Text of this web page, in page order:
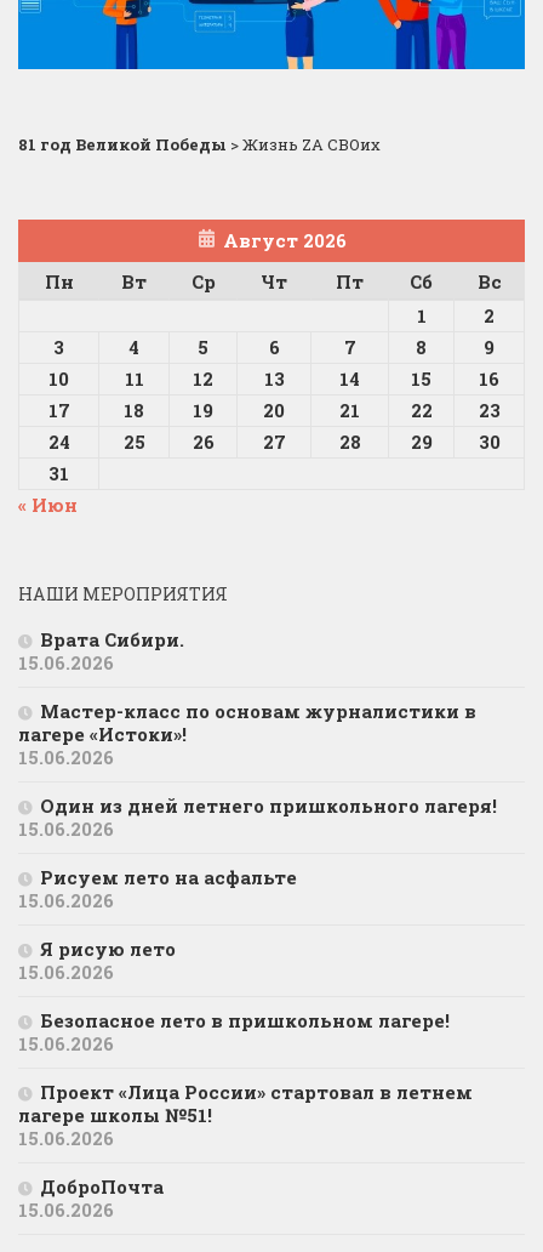
81 год Великой Победы >Жизнь ZA СВОих
Август 2026
Пн
Вт Ср Чт Пт Сб
Вс
1
2
3
4 5 6 7 8
9
10
11 12 13 14 15
16
17
18 19 20 21 22
23
24
25 26 27 28 29
30
31
« Июн
НАШИ МЕРОПРИЯТИЯ
Врата Сибири.
15.06.2026
Мастер-класс по основам журналистики в
лагере «Истоки»!
15.06.2026
Один из дней летнего пришкольного лагеря!
15.06.2026
Рисуем лето на асфальте
15.06.2026
Я рисую лето
15.06.2026
Безопасное лето в пришкольном лагере!
15.06.2026
Проект «Лица России» стартовал в летнем
лагере школы №51!
15.06.2026
ДоброПочта
15.06.2026